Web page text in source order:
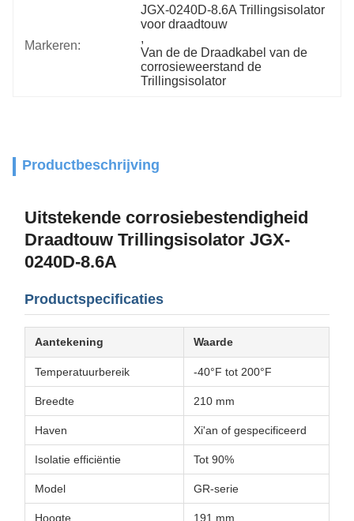
Markeren:
JGX-0240D-8.6A Trillingsisolator
voor draadtouw
,
Van de de Draadkabel van de
corrosieweerstand de
Trillingsisolator
Productbeschrijving
Uitstekende corrosiebestendigheid
Draadtouw Trillingsisolator JGX-
0240D-8.6A
Productspecificaties
Aantekening Waarde
Temperatuurbereik -40°F tot 200°F
Breedte 210 mm
Haven Xi'an of gespecificeerd
Isolatie efficiëntie Tot 90%
Model GR-serie
Hoogte 191 mm